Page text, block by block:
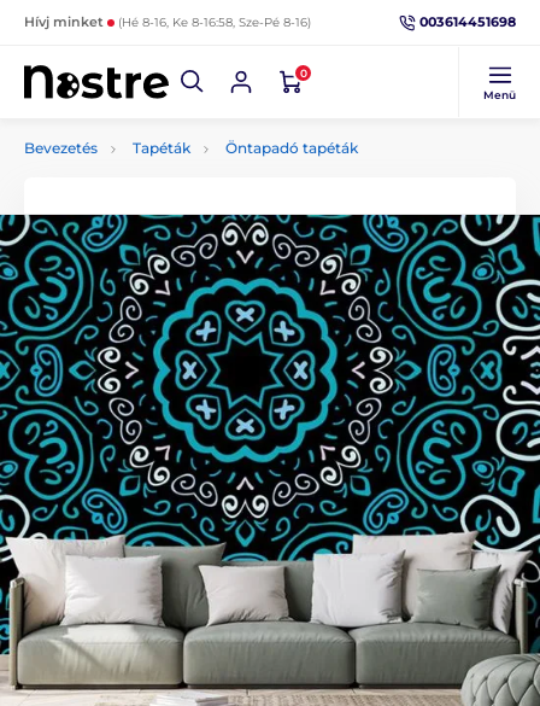
Hívj minket (Hé 8-16, Ke 8-16:58, Sze-Pé 8-16) 003614451698
0
Menü
Bevezetés Tapéták Öntapadó tapéták